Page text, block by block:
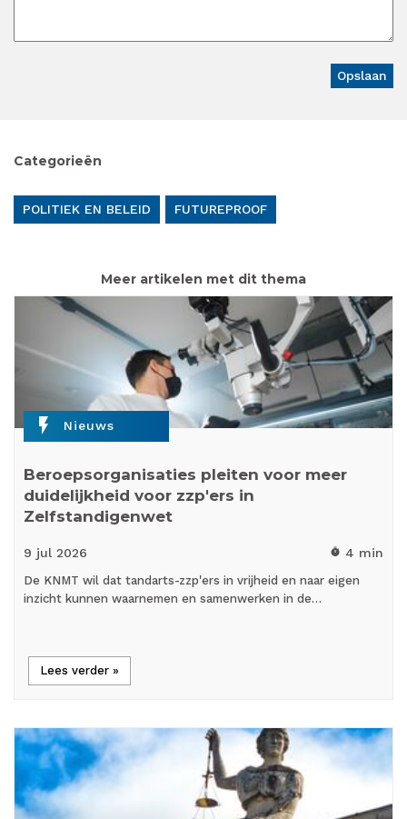
Categorieën
POLITIEK EN BELEID FUTUREPROOF
Meer artikelen met dit thema
flash_on Nieuws
Beroepsorganisaties pleiten voor meer
duidelijkheid voor zzp'ers in
Zelfstandigenwet
9 jul 2026 timer 4 min
De KNMT wil dat tandarts-zzp'ers in vrijheid en naar eigen
inzicht kunnen waarnemen en samenwerken in de…
Lees verder »